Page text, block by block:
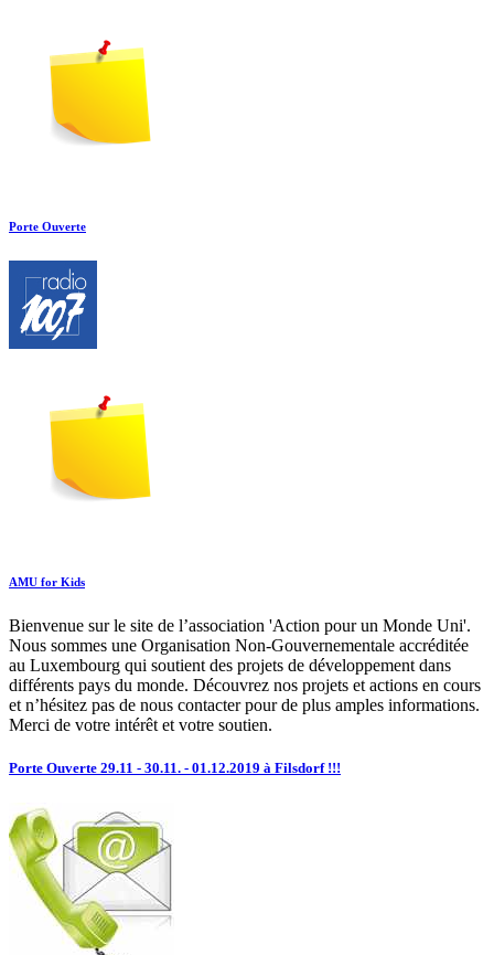
Porte Ouverte
AMU for Kids
Bienvenue sur le site de l’association 'Action pour un Monde Uni'.
Nous sommes une Organisation Non-Gouvernementale accréditée
au Luxembourg qui soutient des projets de développement dans
différents pays du monde. Découvrez nos projets et actions en cours
et n’hésitez pas de nous contacter pour de plus amples informations.
Merci de votre intérêt et votre soutien.
Porte Ouverte 29.11 - 30.11. - 01.12.2019 à Filsdorf !!!